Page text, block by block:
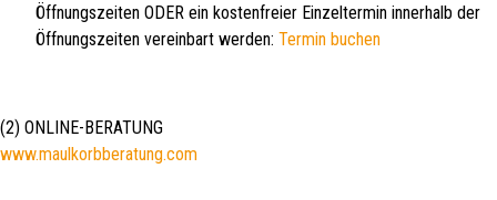
Öffnungszeiten ODER ein kostenfreier Einzeltermin innerhalb der
Öffnungszeiten vereinbart werden: Termin buchen
(2) ONLINE-BERATUNG
www.maulkorbberatung.com